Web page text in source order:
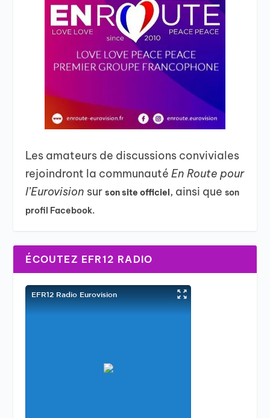
Les amateurs de discussions conviviales
rejoindront la communautéEn Route pour
l’Eurovision surson site officiel, ainsi queson
profil Facebook.
ÉCOUTEZ EFR12 RADIO